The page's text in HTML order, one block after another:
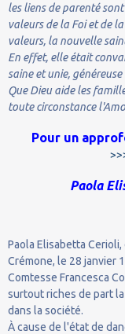
les liens de parenté
valeurs de la Foi et de
valeurs, la nouvelle
En effet, elle était
saine et unie,
Que Dieu aide les
toute circonstance
Pour un
Paola
Paola Elisabetta
Crémone, le 28 janvier
Comtesse Francesca
surtout riches de part
dans la société.
À cause de l'état de